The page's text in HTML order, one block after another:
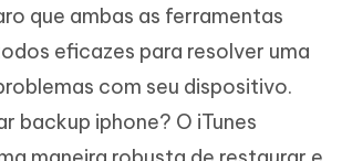
que ambas as ferramentas
eficazes para resolver uma
com seu dispositivo.
backup iphone? O iTunes